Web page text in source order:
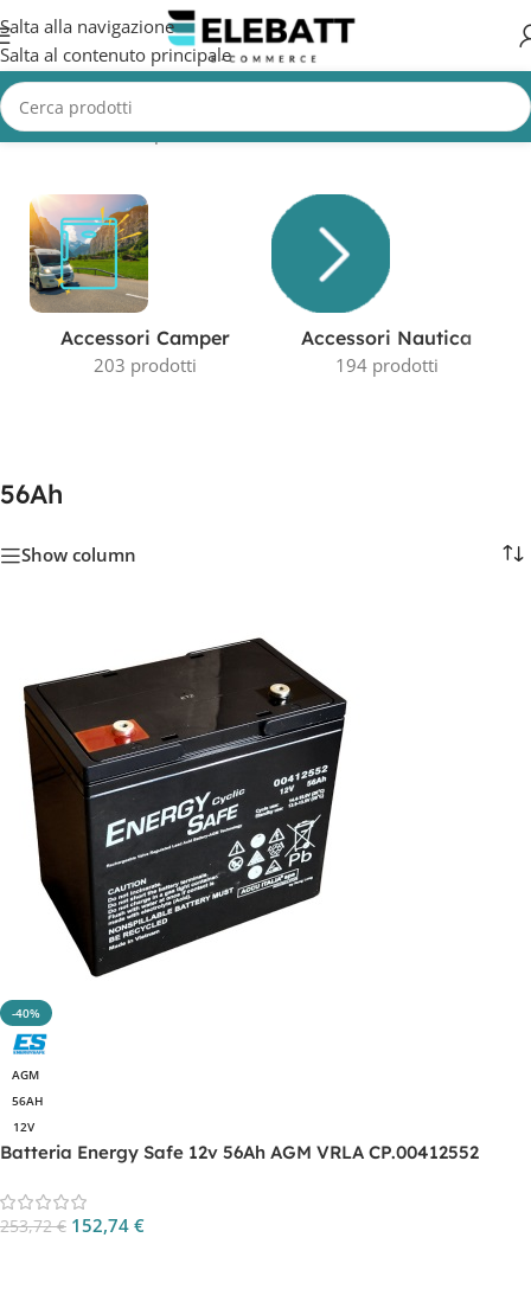
Salta alla navigazione
Salta al contenuto principale
Home/Prodotto Capacità in AH/56AhVisualizzazione del risultato
Accessori Camper
203 prodotti
Accessori Nautica
194 prodotti
56Ah
Show column
-40%
AGM
56AH
12V
Batteria Energy Safe 12v 56Ah AGM VRLA CP.00412552
253,72€ 152,74 €